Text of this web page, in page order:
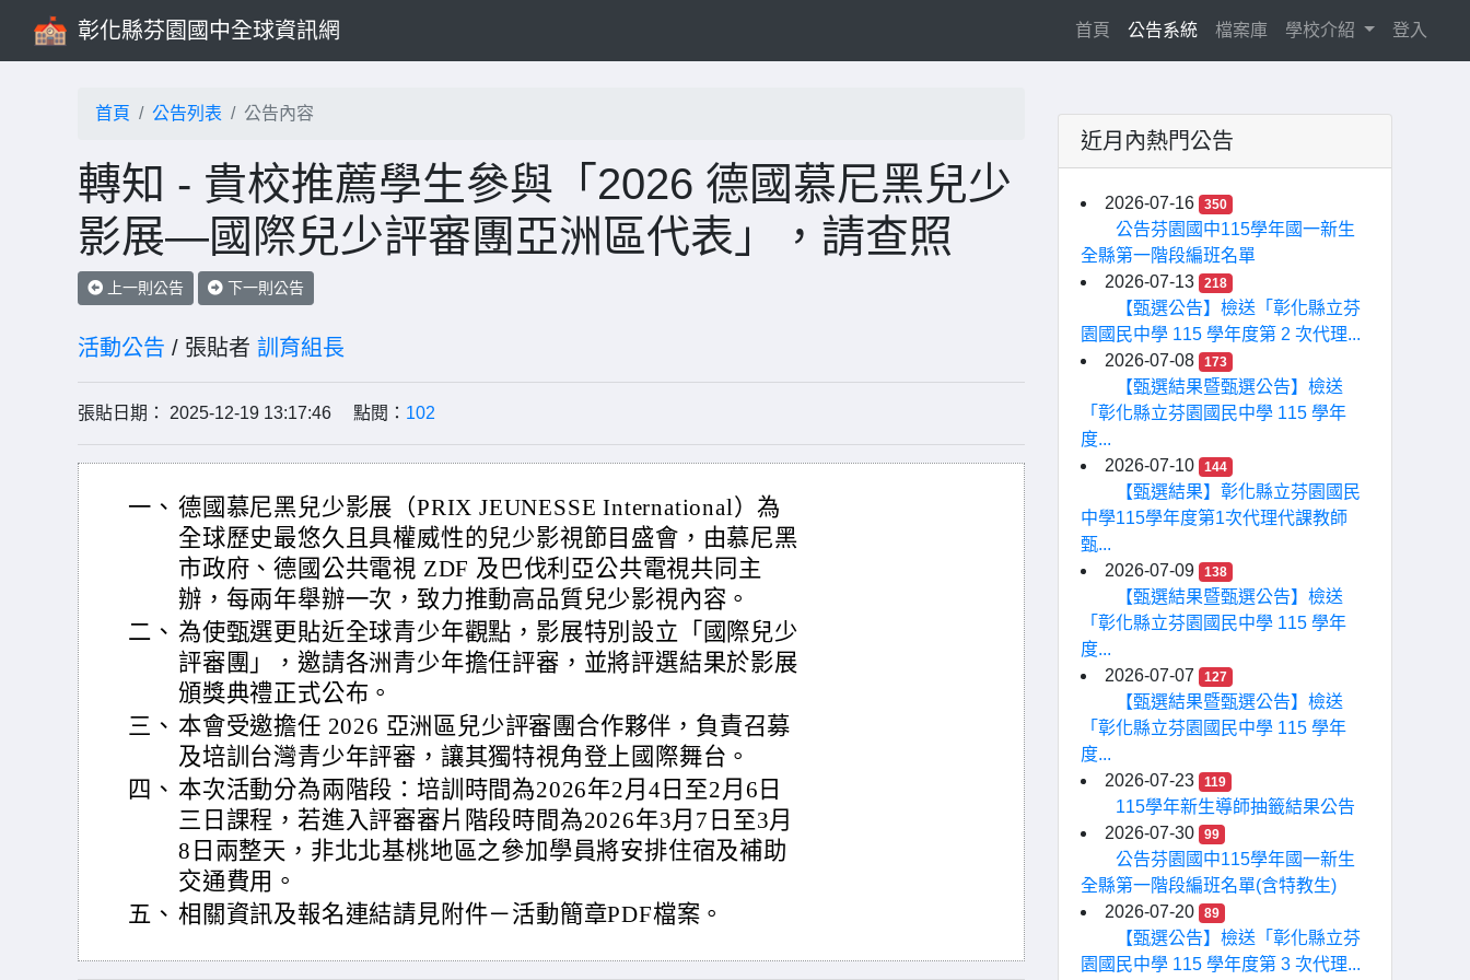
彰化縣芬園國中全球資訊網 首頁 (current)
公告系統 檔案庫 學校介紹 登入
首頁 公告列表 公告內容
轉知 - 貴校推薦學生參與「2026 德國慕尼黑兒少
影展—國際兒少評審團亞洲區代表」，請查照
上一則公告 下一則公告
活動公告 / 張貼者 訓育組長
張貼日期： 2025-12-19 13:17:46 點閱： 102
一、 德國慕尼黑兒少影展（PRIX JEUNESSE International）為
全球歷史最悠久且具權威性的兒少影視節目盛會，由慕尼黑
市政府、德國公共電視 ZDF 及巴伐利亞公共電視共同主
辦，每兩年舉辦一次，致力推動高品質兒少影視內容。
二、 為使甄選更貼近全球青少年觀點，影展特別設立「國際兒少
評審團」，邀請各洲青少年擔任評審，並將評選結果於影展
頒獎典禮正式公布。
三、 本會受邀擔任 2026 亞洲區兒少評審團合作夥伴，負責召募
及培訓台灣青少年評審，讓其獨特視角登上國際舞台。
四、 本次活動分為兩階段：培訓時間為2026年2月4日至2月6日
三日課程，若進入評審審片階段時間為2026年3月7日至3月
8日兩整天，非北北基桃地區之參加學員將安排住宿及補助
交通費用。
五、 相關資訊及報名連結請見附件－活動簡章PDF檔案。
近月內熱門公告
2026-07-16 350
公告芬園國中115學年國一新生
全縣第一階段編班名單
2026-07-13
218
【甄選公告】檢送「彰化縣立芬
園國民中學 115 學年度第 2 次代理...
2026-07-08
173
【甄選結果暨甄選公告】檢送
「彰化縣立芬園國民中學 115 學年
度...
2026-07-10
144
【甄選結果】彰化縣立芬園國民
中學115學年度第1次代理代課教師
甄...
2026-07-09
138
【甄選結果暨甄選公告】檢送
「彰化縣立芬園國民中學 115 學年
度...
2026-07-07
127
【甄選結果暨甄選公告】檢送
「彰化縣立芬園國民中學 115 學年
度...
2026-07-23
119
115學年新生導師抽籤結果公告
2026-07-30
99
公告芬園國中115學年國一新生
全縣第一階段編班名單(含特教生)
2026-07-20
89
【甄選公告】檢送「彰化縣立芬
園國民中學 115 學年度第 3 次代理...